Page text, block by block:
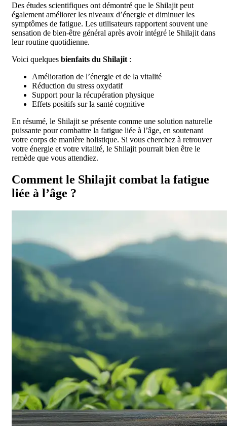
Des études scientifiques ont démontré que le Shilajit peut
également améliorer les niveaux d’énergie et diminuer les
symptômes de fatigue. Les utilisateurs rapportent souvent une
sensation de bien-être général après avoir intégré le Shilajit dans
leur routine quotidienne.
Voici quelques bienfaits du Shilajit :
Amélioration de l’énergie et de la vitalité
Réduction du stress oxydatif
Support pour la récupération physique
Effets positifs sur la santé cognitive
En résumé, le Shilajit se présente comme une solution naturelle
puissante pour combattre la fatigue liée à l’âge, en soutenant
votre corps de manière holistique. Si vous cherchez à retrouver
votre énergie et votre vitalité, le Shilajit pourrait bien être le
remède que vous attendiez.
Comment le Shilajit combat la fatigue
liée à l’âge ?